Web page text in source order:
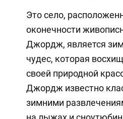
Это село,
оконечности
Джордж, является
чудес, которая
своей природной
Джордж известно
зимними